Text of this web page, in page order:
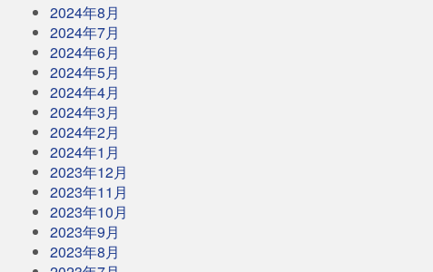
2024年8月
2024年7月
2024年6月
2024年5月
2024年4月
2024年3月
2024年2月
2024年1月
2023年12月
2023年11月
2023年10月
2023年9月
2023年8月